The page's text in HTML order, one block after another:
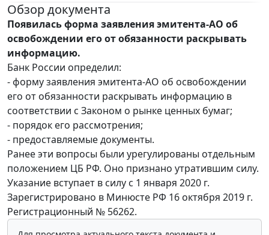
Обзор документа
Появилась форма заявления эмитента-АО об
освобождении его от обязанности раскрывать
информацию.
Банк России определил:
- форму заявления эмитента-АО об освобождении
его от обязанности раскрывать информацию в
соответствии с Законом о рынке ценных бумаг;
- порядок его рассмотрения;
- предоставляемые документы.
Ранее эти вопросы были урегулированы отдельным
положением ЦБ РФ. Оно признано утратившим силу.
Указание вступает в силу с 1 января 2020 г.
Зарегистрировано в Минюсте РФ 16 октября 2019 г.
Регистрационный № 56262.